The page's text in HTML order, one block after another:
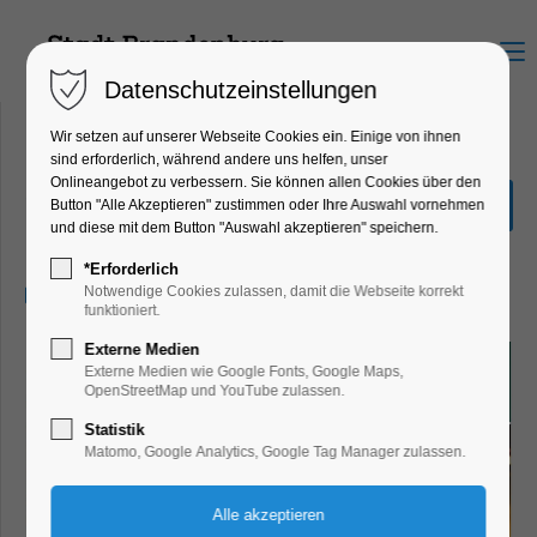
Menu
3. Prunksitzung
Party, Feiern, Fest
28.02.2025, 20:11–02:00
Datenschutzeinstellungen
Wir setzen auf unserer Webseite Cookies ein. Einige von ihnen
sind erforderlich, während andere uns helfen, unser
Onlineangebot zu verbessern. Sie können allen Cookies über den
Button "Alle Akzeptieren" zustimmen oder Ihre Auswahl vornehmen
und diese mit dem Button "Auswahl akzeptieren" speichern.
*Erforderlich
Notwendige Cookies zulassen, damit die Webseite korrekt
funktioniert.
Externe Medien
Externe Medien wie Google Fonts, Google Maps,
OpenStreetMap und YouTube zulassen.
Statistik
Matomo, Google Analytics, Google Tag Manager zulassen.